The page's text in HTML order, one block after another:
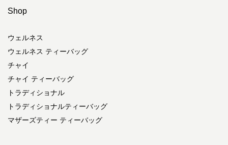
Shop
ウェルネス
ウェルネス ティーバッグ
チャイ
チャイ ティーバッグ
トラディショナル
トラディショナルティーバッグ
マザーズティー ティーバッグ